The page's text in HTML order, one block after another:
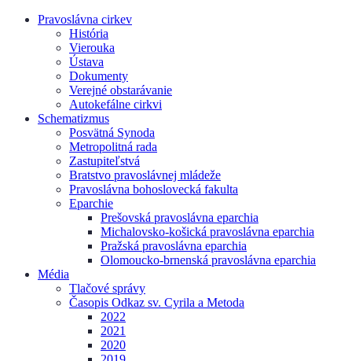
Pravoslávna cirkev
História
Vierouka
Ústava
Dokumenty
Verejné obstarávanie
Autokefálne cirkvi
Schematizmus
Posvätná Synoda
Metropolitná rada
Zastupiteľstvá
Bratstvo pravoslávnej mládeže
Pravoslávna bohoslovecká fakulta
Eparchie
Prešovská pravoslávna eparchia
Michalovsko-košická pravoslávna eparchia
Pražská pravoslávna eparchia
Olomoucko-brnenská pravoslávna eparchia
Média
Tlačové správy
Časopis Odkaz sv. Cyrila a Metoda
2022
2021
2020